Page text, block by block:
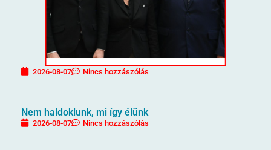
2026-08-07 Nincs hozzászólás
Nem haldoklunk, mi így élünk
2026-08-07 Nincs hozzászólás